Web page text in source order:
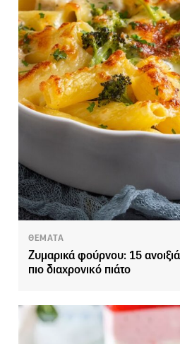
ΘΕΜΑΤΑ
Ζυμαρικά φούρνου: 15
πιο διαχρονικό πιάτο